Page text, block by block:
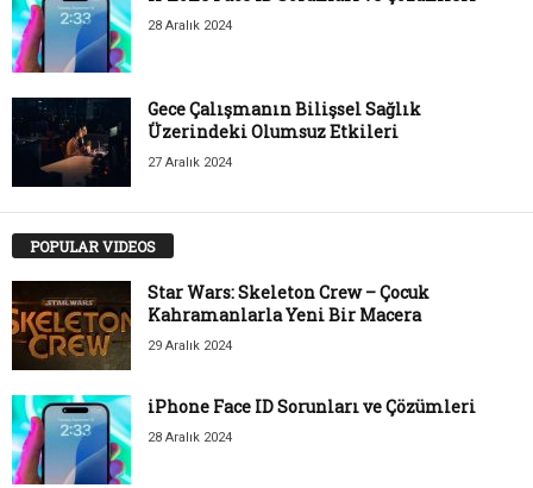
28 Aralık 2024
Gece Çalışmanın Bilişsel Sağlık
Üzerindeki Olumsuz Etkileri
27 Aralık 2024
POPULAR VIDEOS
Star Wars: Skeleton Crew – Çocuk
Kahramanlarla Yeni Bir Macera
29 Aralık 2024
iPhone Face ID Sorunları ve Çözümleri
28 Aralık 2024